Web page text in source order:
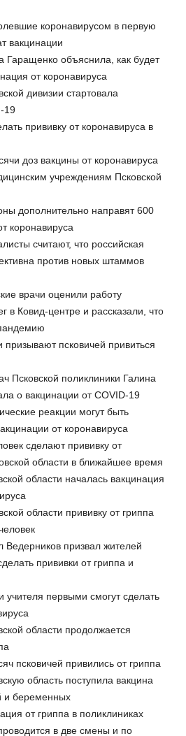
коронавирусом в первую
вакцинации
Гаращенко объяснила, как будет
от коронавируса
дивизии стартовала
19
прививку от коронавируса в
доз вакцины от коронавируса
учреждениям Псковской
дополнительно направят 600
коронавируса
считают, что российская
против новых штаммов
врачи оценили работу
в Ковид-центре и рассказали, что
псковичей привиться
Псковской поликлиники Галина
о вакцинации от COVID-19
реакции могут быть
от коронавируса
сделают прививку от
области в ближайшее время
области началась вакцинация
области прививку от гриппа
призвал жителей
прививки от гриппа и
учителя первыми смогут сделать
области продолжается
псковичей привились от гриппа
область поступила вакцина
и беременных
от гриппа в поликлиниках
в две смены и по